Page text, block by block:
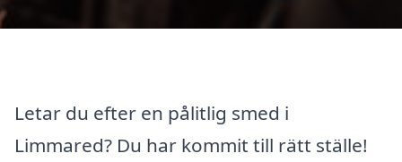
Letar du efter en pålitlig smed i
Limmared? Du har kommit till rätt ställe!